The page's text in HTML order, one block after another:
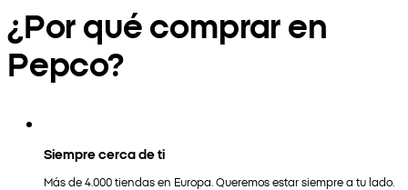
¿Por qué comprar en
Pepco?
Siempre cerca de ti
Más de 4.000 tiendas en Europa. Queremos estar siempre a tu lado.